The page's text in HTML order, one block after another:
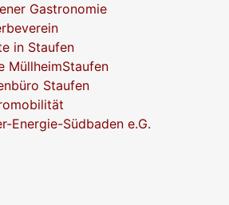
Gastronomie
in Staufen
MüllheimStaufen
Staufen
Energie-Südbaden e.G.